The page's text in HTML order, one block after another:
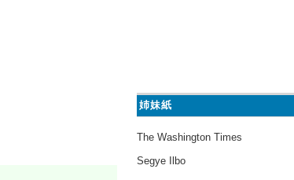
姉妹紙
The Washington Times
Segye Ilbo